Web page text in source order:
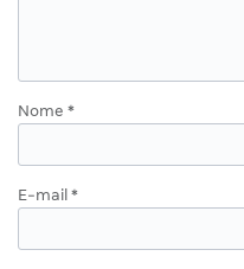
Nome *
E-mail *